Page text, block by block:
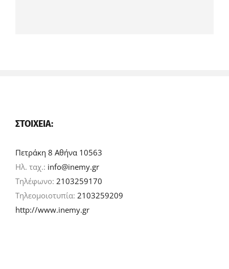
ΣΤΟΙΧΕΊΑ:
Πετράκη 8 Αθήνα 10563
Ηλ. ταχ.: info@inemy.gr
Τηλέφωνο: 2103259170
Τηλεομοιοτυπία: 2103259209
http://www.inemy.gr